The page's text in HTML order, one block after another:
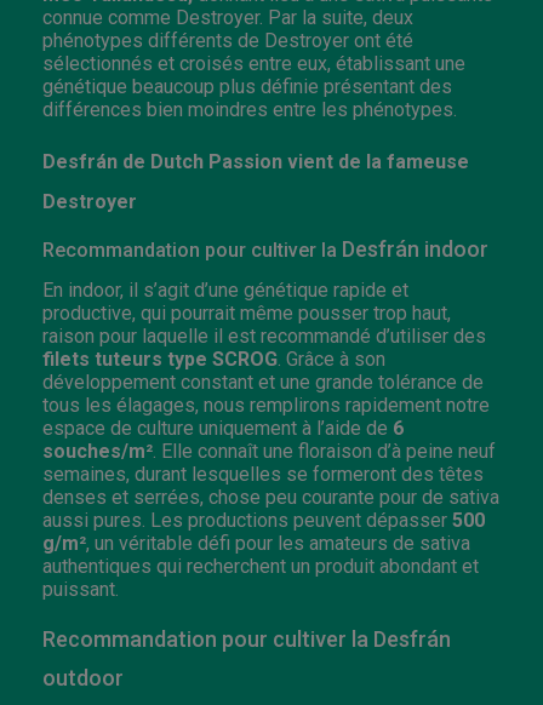
connue comme Destroyer. Par la suite, deux
phénotypes différents de Destroyer ont été
sélectionnés et croisés entre eux, établissant une
génétique beaucoup plus définie présentant des
différences bien moindres entre les phénotypes.
Desfrán de Dutch Passion vient de la fameuse
Destroyer
Recommandation pour cultiver la Desfrán indoor
En indoor, il s’agit d’une génétique rapide et
productive, qui pourrait même pousser trop haut,
raison pour laquelle il est recommandé d’utiliser des
filets tuteurs type SCROG . Grâce à son
développement constant et une grande tolérance de
tous les élagages, nous remplirons rapidement notre
espace de culture uniquement à l’aide de 6
souches/m² . Elle connaît une floraison d’à peine neuf
semaines, durant lesquelles se formeront des têtes
denses et serrées, chose peu courante pour de sativa
aussi pures. Les productions peuvent dépasser 500
g/m², un véritable défi pour les amateurs de sativa
authentiques qui recherchent un produit abondant et
puissant.
Recommandation pour cultiver la Desfrán
outdoor